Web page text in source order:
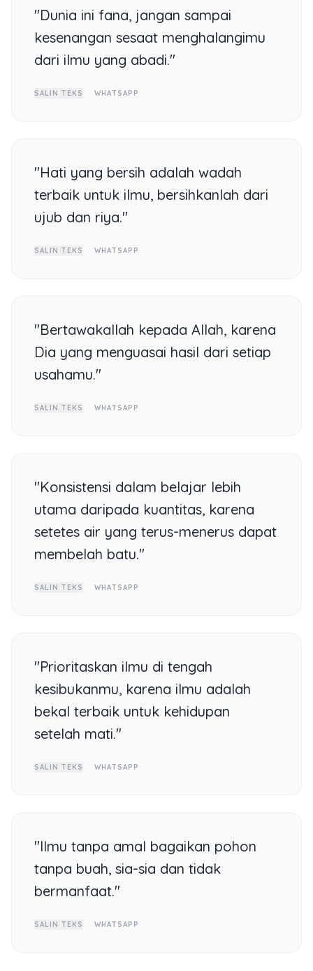
"Dunia ini fana, jangan sampai
kesenangan sesaat menghalangimu
dari ilmu yang abadi."
SALIN TEKS WHATSAPP
"Hati yang bersih adalah wadah
terbaik untuk ilmu, bersihkanlah dari
ujub dan riya."
SALIN TEKS WHATSAPP
"Bertawakallah kepada Allah, karena
Dia yang menguasai hasil dari setiap
usahamu."
SALIN TEKS WHATSAPP
"Konsistensi dalam belajar lebih
utama daripada kuantitas, karena
setetes air yang terus-menerus dapat
membelah batu."
SALIN TEKS WHATSAPP
"Prioritaskan ilmu di tengah
kesibukanmu, karena ilmu adalah
bekal terbaik untuk kehidupan
setelah mati."
SALIN TEKS WHATSAPP
"Ilmu tanpa amal bagaikan pohon
tanpa buah, sia-sia dan tidak
bermanfaat."
SALIN TEKS WHATSAPP